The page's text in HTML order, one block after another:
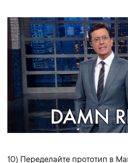
10) Переделайте прототип в